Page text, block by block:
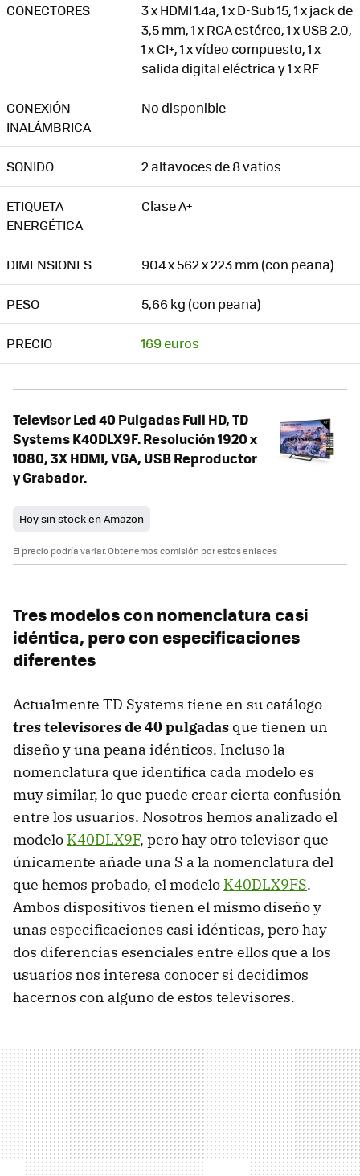
CONECTORES
3 x HDMI 1.4a, 1 x D-Sub 15, 1 x jack de
3,5 mm, 1 x RCA estéreo, 1 x USB 2.0,
1 x CI+, 1 x vídeo compuesto, 1 x
salida digital eléctrica y 1 x RF
CONEXIÓN
INALÁMBRICA
No disponible
SONIDO 2 altavoces de 8 vatios
ETIQUETA
ENERGÉTICA
Clase A+
DIMENSIONES 904 x 562 x 223 mm (con peana)
PESO 5,66 kg (con peana)
PRECIO 169 euros
Televisor Led 40 Pulgadas Full HD, TD
Systems K40DLX9F. Resolución 1920 x
1080, 3X HDMI, VGA, USB Reproductor
y Grabador.
Hoy sin stock en Amazon
El precio podría variar. Obtenemos comisión por estos enlaces
Tres modelos con nomenclatura casi
idéntica, pero con especificaciones
diferentes
Actualmente TD Systems tiene en su catálogo
tres televisores de 40 pulgadas que tienen un
diseño y una peana idénticos. Incluso la
nomenclatura que identifica cada modelo es
muy similar, lo que puede crear cierta confusión
entre los usuarios. Nosotros hemos analizado el
modelo K40DLX9F, pero hay otro televisor que
únicamente añade una S a la nomenclatura del
que hemos probado, el modelo K40DLX9FS.
Ambos dispositivos tienen el mismo diseño y
unas especificaciones casi idénticas, pero hay
dos diferencias esenciales entre ellos que a los
usuarios nos interesa conocer si decidimos
hacernos con alguno de estos televisores.